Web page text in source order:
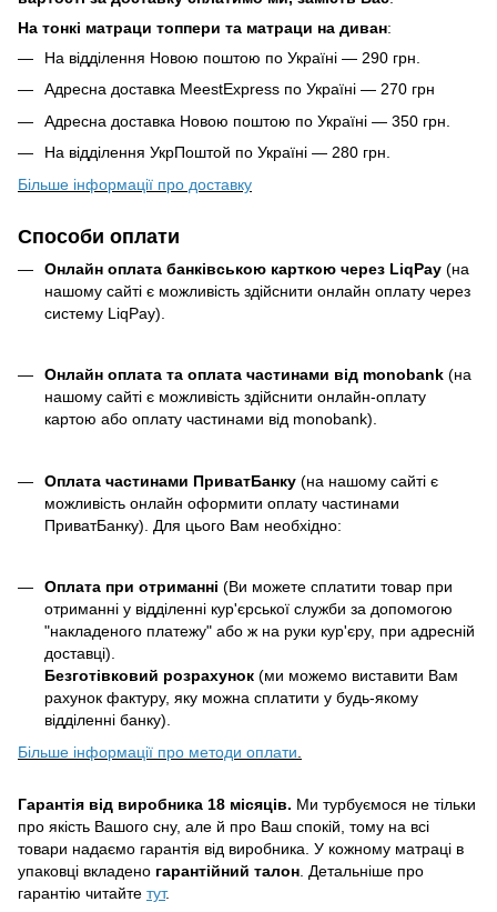
На тонкі матраци топпери та матраци на диван:
На відділення Новою поштою по Україні — 290 грн.
Адресна доставка MeestExpress по Україні — 270 грн
Адресна доставка Новою поштою по Україні — 350 грн.
На відділення УкрПоштой по Україні — 280 грн.
Більше інформації про доставку
Способи оплати
Онлайн оплата банківською карткою через LiqPay (на
нашому сайті є можливість здійснити онлайн оплату через
систему LiqPay).
Онлайн оплата та оплата частинами від monobank (на
нашому сайті є можливість здійснити онлайн-оплату
картою або оплату частинами від monobank).
Оплата частинами ПриватБанку (на нашому сайті є
можливість онлайн оформити оплату частинами
ПриватБанку). Для цього Вам необхідно:
Оплата при отриманні (Ви можете сплатити товар при
отриманні у відділенні кур'єрської служби за допомогою
"накладеного платежу" або ж на руки кур'єру, при адресній
доставці).
Безготівковий розрахунок (ми можемо виставити Вам
рахунок фактуру, яку можна сплатити у будь-якому
відділенні банку).
Більше інформації про методи оплати
Гарантія від виробника 18 місяців. Ми турбуємося не тільки
про якість Вашого сну, але й про Ваш спокій, тому на всі
товари надаємо гарантія від виробника. У кожному матраці в
упаковці вкладено гарантійний талон . Детальніше про
гарантію читайте тут.